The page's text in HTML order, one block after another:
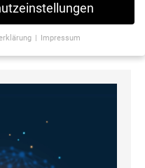
Impressum
Ihre Zustimmung zu
auf unserer
während andere uns
zu verbessern.
werden (z. B. IP-